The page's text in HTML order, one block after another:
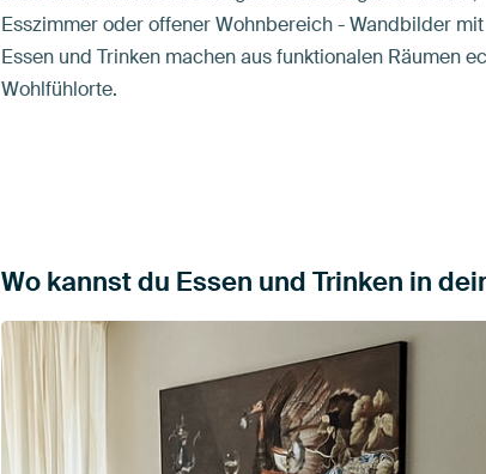
Esszimmer oder offener Wohnbereich - Wandbilder mit
Essen und Trinken machen aus funktionalen Räumen
Wohlfühlorte.
Wo kannst du Essen und Trinken in